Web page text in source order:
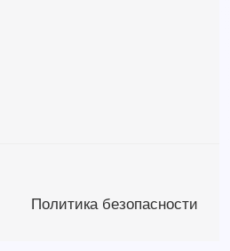
Политика безопасности